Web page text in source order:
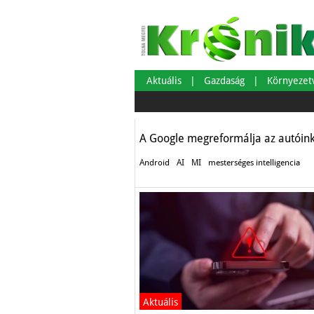
Aktuális Gazdaság
Az autósok és
Autó-Motor
A Google megreformálja az
Android AI MI mesterséges intelligencia
Aktuális